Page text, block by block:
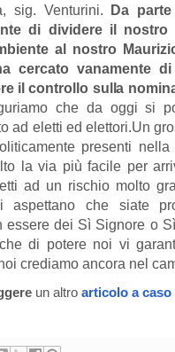
sig. Venturini. Da
di dividere il
al nostro
cercato vanamente
il controllo sulla
che da oggi si
ad eletti ed elettori.Un
presenti
la via più facile per
ad un rischio molto
che siate
essere dei Sì Signore o
di potere noi vi
crediamo ancora nel
un altro articolo a caso